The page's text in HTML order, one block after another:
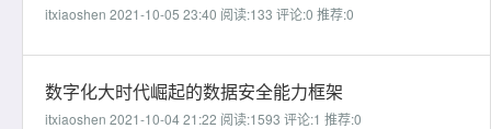
itxiaoshen 2021-10-05 23:40 阅读:133 评论:0 推荐:0
数字化大时代崛起的数据安全能力框架
itxiaoshen 2021-10-04 21:22 阅读:1593 评论:1 推荐:0